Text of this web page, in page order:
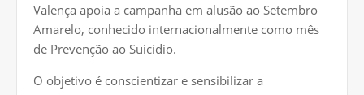
Valença apoia a campanha em alusão ao Setembro
Amarelo, conhecido internacionalmente como mês
de Prevenção ao Suicídio.
O objetivo é conscientizar e sensibilizar a